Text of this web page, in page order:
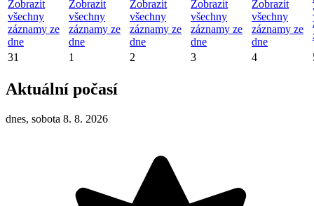
Zobrazit
všechny
záznamy ze
dne
Zobrazit
všechny
záznamy ze
dne
Zobrazit
všechny
záznamy ze
dne
Zobrazit
všechny
záznamy ze
dne
Zobrazit
všechny
záznamy ze
dne
31
1 2 3 4
Aktuální počasí
dnes, sobota 8. 8. 2026